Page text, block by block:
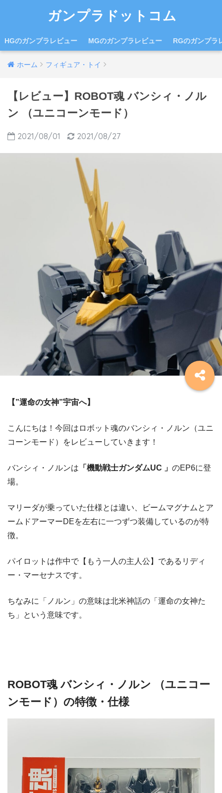
ガンプラドットコム
HGのガンプラレビュー MGのガンプラレビュー RGのガンプラ
ホーム フィギュア・トイ
【レビュー】ROBOT魂 バンシィ・ノル
ン （ユニコーンモード）
2021/08/01 2021/08/27
【”運命の女神”宇宙へ】
こんにちは！今回はロボット魂のバンシィ・ノルン（ユニ
コーンモード）をレビューしていきます！
バンシィ・ノルンは 「機動戦士ガンダムUC 」 のEP6に登
場。
マリーダが乗っていた仕様とは違い、ビームマグナムとア
ームドアーマーDEを左右に一つずつ装備しているのが特
徴。
パイロットは作中で【もう一人の主人公】であるリディ
ー・マーセナスです。
ちなみに「ノルン」の意味は北米神話の「運命の女神た
ち」という意味です。
ROBOT魂 バンシィ・ノルン （ユニコー
ンモード）の特徴・仕様